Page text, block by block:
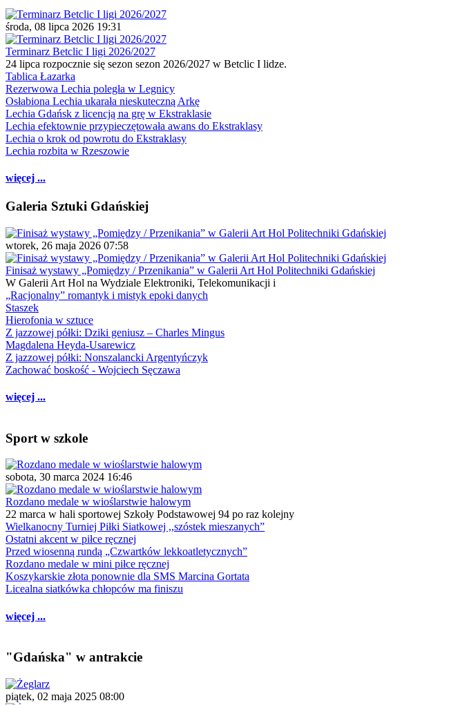
środa, 08 lipca 2026 19:31
Terminarz Betclic I ligi 2026/2027
24 lipca rozpocznie się sezon sezon 2026/2027 w Betclic I lidze.
Tablica Łazarka
Rezerwowa Lechia poległa w Legnicy
Osłabiona Lechia ukarała nieskuteczną Arkę
Lechia Gdańsk z licencją na grę w Ekstraklasie
Lechia efektownie przypieczętowała awans do Ekstraklasy
Lechia o krok od powrotu do Ekstraklasy
Lechia rozbita w Rzeszowie
więcej ...
Galeria Sztuki Gdańskiej
wtorek, 26 maja 2026 07:58
Finisaż wystawy „Pomiędzy / Przenikania” w Galerii Art Hol Politechniki Gdańskiej
W Galerii Art Hol na Wydziale Elektroniki, Telekomunikacji i
„Racjonalny” romantyk i mistyk epoki danych
Staszek
Hierofonia w sztuce
Z jazzowej półki: Dziki geniusz – Charles Mingus
Magdalena Heyda-Usarewicz
Z jazzowej półki: Nonszalancki Argentyńczyk
Zachować boskość - Wojciech Sęczawa
więcej ...
Sport w szkole
sobota, 30 marca 2024 16:46
Rozdano medale w wioślarstwie halowym
22 marca w hali sportowej Szkoły Podstawowej 94 po raz kolejny
Wielkanocny Turniej Piłki Siatkowej ,,szóstek mieszanych”
Ostatni akcent w piłce ręcznej
Przed wiosenną rundą „Czwartków lekkoatletycznych”
Rozdano medale w mini piłce ręcznej
Koszykarskie złota ponownie dla SMS Marcina Gortata
Licealna siatkówka chłopców ma finiszu
więcej ...
"Gdańska" w antrakcie
piątek, 02 maja 2025 08:00